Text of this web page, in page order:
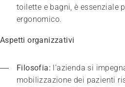
toilette e bagni, è essenziale
ergonomico.
Aspetti organizzativi
Filosofia: l’azienda si
mobilizzazione dei pazienti